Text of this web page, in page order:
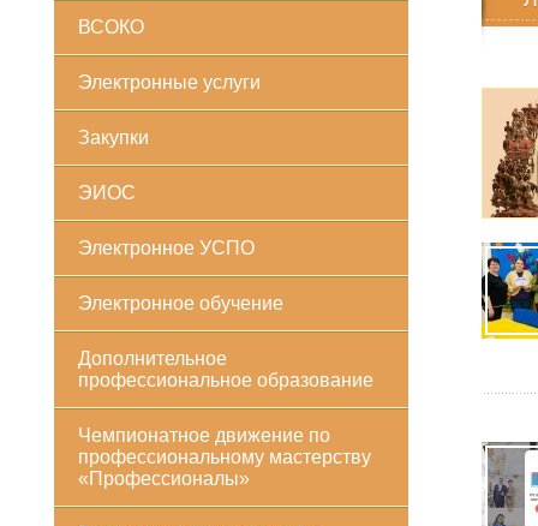
ВСОКО
Электронные услуги
Закупки
ЭИОС
Электронное УСПО
Электронное обучение
Дополнительное
профессиональное образование
Чемпионатное движение по
профессиональному мастерству
«Профессионалы»